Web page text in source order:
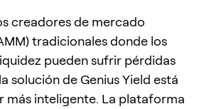
creadores de mercado
tradicionales donde los
pueden sufrir pérdidas
solución de Genius Yield está
más inteligente. La plataforma